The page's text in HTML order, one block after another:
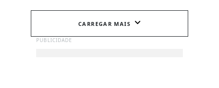
CARREGAR MAIS
PUBLICIDADE